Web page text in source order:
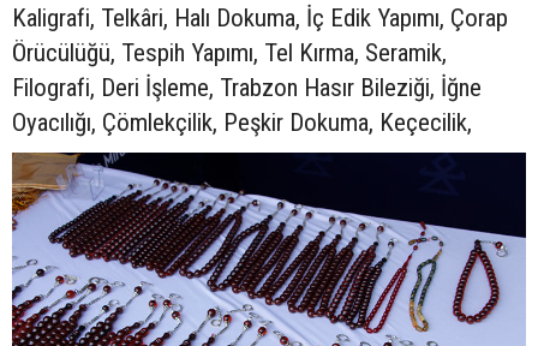
Kaligrafi, Telkâri, Halı Dokuma, İç Edik Yapımı, Çorap
Örücülüğü, Tespih Yapımı, Tel Kırma, Seramik,
Filografi, Deri İşleme, Trabzon Hasır Bileziği, İğne
Oyacılığı, Çömlekçilik, Peşkir Dokuma, Keçecilik,